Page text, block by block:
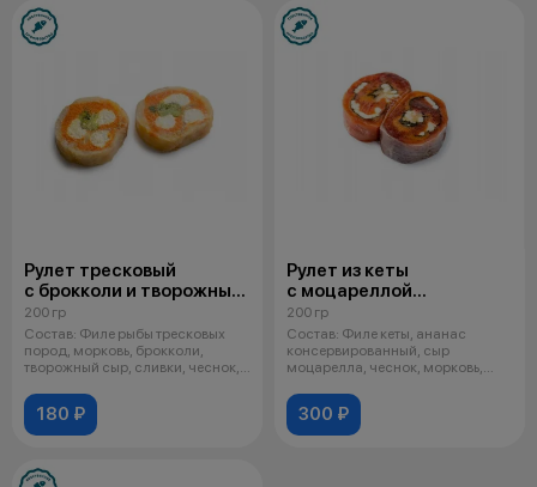
Рулет тресковый
с брокколи и творожным
сыром
200 гр
Состав: Филе рыбы тресковых
пород, морковь, брокколи,
творожный сыр, сливки, чеснок,
180 ₽
Рулет из кеты
с моцареллой
и ананасом
200 гр
Состав: Филе кеты, ананас
консервированный, сыр
моцарелла, чеснок, морковь,
300 ₽